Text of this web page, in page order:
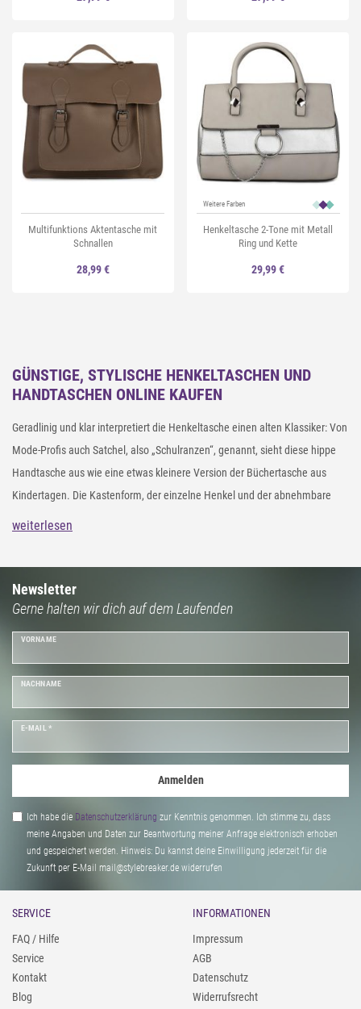
Multifunktions Aktentasche mit
Schnallen
28,99 €
Weitere Farben
Henkeltasche 2-Tone mit Metall
Ring und Kette
29,99 €
GÜNSTIGE, STYLISCHE HENKELTASCHEN UND
HANDTASCHEN ONLINE KAUFEN
Geradlinig und klar interpretiert die Henkeltasche einen alten Klassiker: Von
Mode-Profis auch Satchel, also „Schulranzen“, genannt, sieht diese hippe
Handtasche aus wie eine etwas kleinere Version der Büchertasche aus
Kindertagen. Die Kastenform, der einzelne Henkel und der abnehmbare
Schulterriemen zeichnen die Henkeltasche aus, deren smarter Stil zu vielen
durch verschiedenste Materialien, Verzierungen, Größen und Farben. Zum
smarten Look der Satchel passen edleTücheroder dezenter
Runter von der Schulbank, rauf auf den Laufsteg mit Deiner
weiterlesen
Newsletter
Gerne halten wir dich auf dem Laufenden
VORNAME
NACHNAME
E-MAIL *
Anmelden
Ich habe die Daten­schutz­erklärung zur Kenntnis genommen. Ich stimme zu, dass
meine Angaben und Daten zur Beantwortung meiner Anfrage elektronisch erhoben
und gespeichert werden. Hinweis: Du kannst deine Einwilligung jederzeit für die
Zukunft per E-Mail mail@stylebreaker.de widerrufen
SERVICE
FAQ / Hilfe
Service
Kontakt
Blog
INFORMATIONEN
Impressum
AGB
Datenschutz
Widerrufsrecht